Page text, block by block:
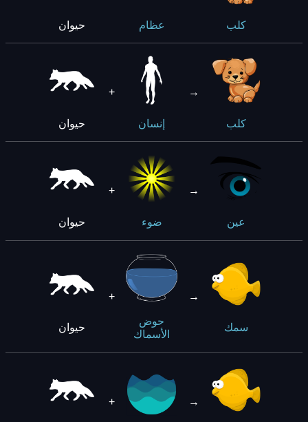
حيوان عظام كلب
حيوان
+
إنسان
→
كلب
حيوان
+
ضوء
→
عين
حيوان
+
حوض
الأسماك
→
سمك
+ →